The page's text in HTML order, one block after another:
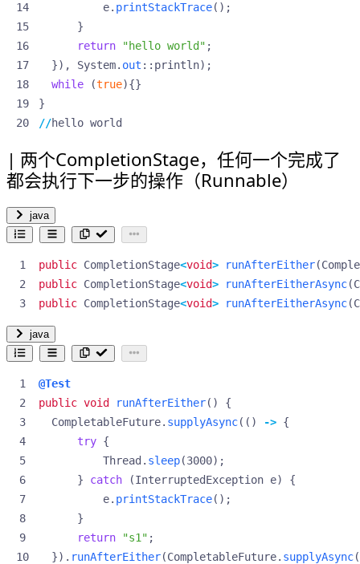
e. printStackTrace();
}
return
"hello world" ;
}),
System. out :: println);
while
(true){}
}
//hello world
两个CompletionStage，任何一个完成了
都会执行下一步的操作（Runnable）
java
public CompletionStage<void> runAfterEither(
public CompletionStage<void> runAfterEitherAsync(
public CompletionStage<void> runAfterEitherAsync(
java
@Test
public void runAfterEither()
{
CompletableFuture. supplyAsync(() -> {
try {
Thread . sleep(3000);
}
catch (InterruptedException e)
{
e. printStackTrace();
}
return
"s1" ;
}). runAfterEither(CompletableFuture. supplyAsync